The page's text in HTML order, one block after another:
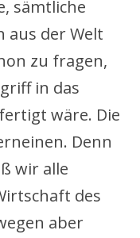
sämtliche
aus der Welt
zu fragen,
in das
wäre. Die
Denn
wir alle
des
aber